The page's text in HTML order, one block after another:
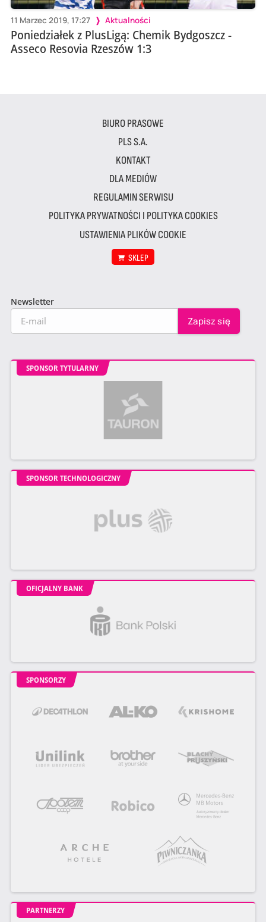
11 Marzec 2019, 17:27 Aktualności
Poniedziałek z PlusLigą: Chemik Bydgoszcz -
Asseco Resovia Rzeszów 1:3
BIURO PRASOWE
PLS S.A.
KONTAKT
DLA MEDIÓW
REGULAMIN SERWISU
POLITYKA PRYWATNOŚCI I POLITYKA COOKIES
USTAWIENIA PLIKÓW COOKIE
SKLEP
Newsletter
SPONSOR TYTULARNY
SPONSOR TECHNOLOGICZNY
OFICJALNY BANK
SPONSORZY
PARTNERZY